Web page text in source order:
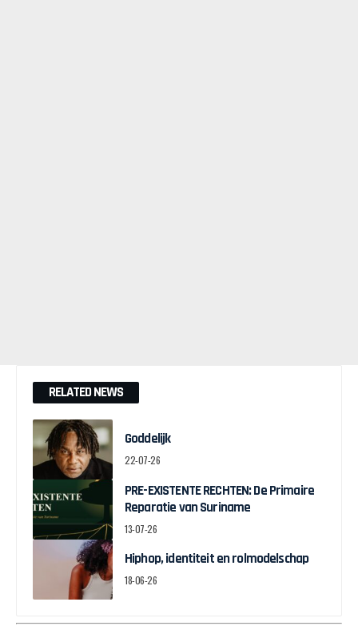
RELATED NEWS
Goddelijk
22-07-26
PRE-EXISTENTE RECHTEN: De Primaire
Reparatie van Suriname
13-07-26
Hiphop, identiteit en rolmodelschap
18-06-26